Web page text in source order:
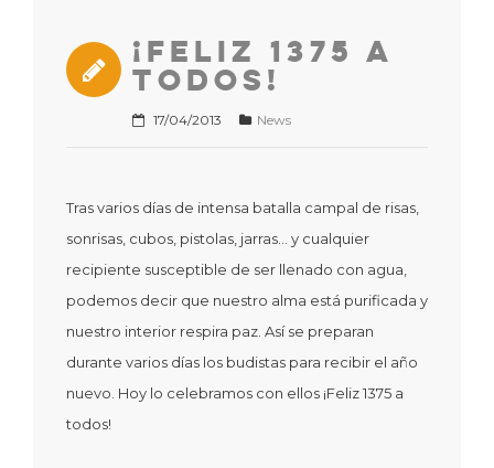
¡Feliz 1375 a
todos!
17/04/2013 News
Tras varios días de intensa batalla campal de risas,
sonrisas, cubos, pistolas, jarras… y cualquier
recipiente susceptible de ser llenado con agua,
podemos decir que nuestro alma está purificada y
nuestro interior respira paz. Así se preparan
durante varios días los budistas para recibir el año
nuevo. Hoy lo celebramos con ellos ¡Feliz 1375 a
todos!